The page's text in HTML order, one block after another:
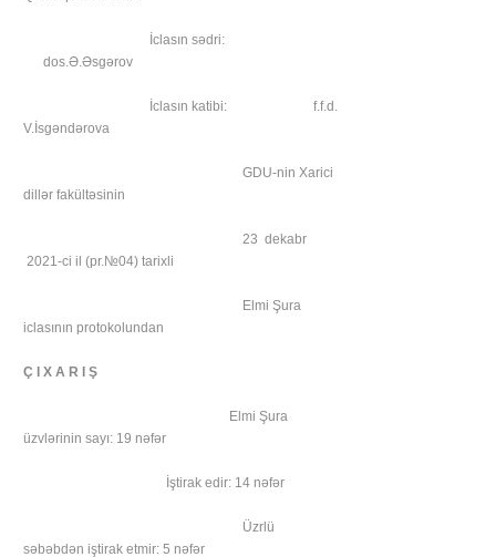
İclasın sədri:
dos.Ə.Əsgərov
İclasın katibi: f.f.d.
V.İsgəndərova
GDU-nin Xarici
dillər fakültəsinin
23 dekabr
2021-ci il (pr.№04) tarixli
Elmi Şura
iclasının protokolundan
Ç I X A R I Ş
Elmi Şura
üzvlərinin sayı: 19 nəfər
İştirak edir: 14 nəfər
Üzrlü
səbəbdən iştirak etmir: 5 nəfər